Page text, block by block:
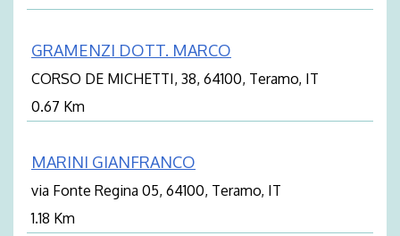
GRAMENZI DOTT. MARCO
CORSO DE MICHETTI, 38, 64100, Teramo, IT
0.67 Km
MARINI GIANFRANCO
via Fonte Regina 05, 64100, Teramo, IT
1.18 Km